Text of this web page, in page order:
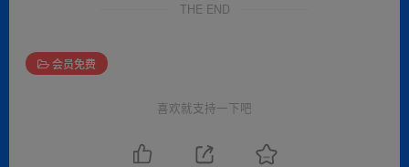
THE END
会员免费
喜欢就支持一下吧